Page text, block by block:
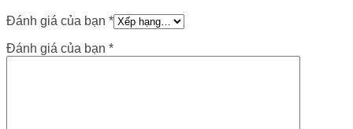
Đánh giá của bạn *
Đánh giá của bạn *